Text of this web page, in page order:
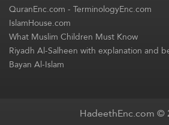
QuranEnc.com-TerminologyEnc.com
IslamHouse.com
What Muslim Children Must Know
Riyadh Al-Salheen with explanation and
Bayan Al-Islam
HadeethEnc.com ©